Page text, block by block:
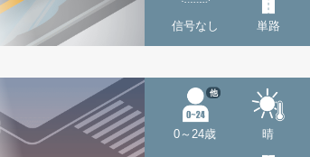
信号なし 単路
0～24歳
他
晴